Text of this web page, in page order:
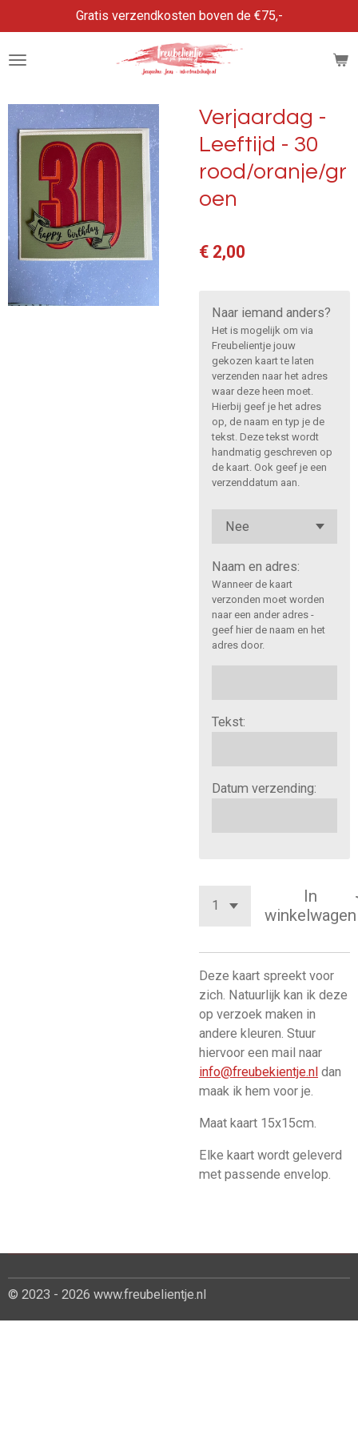
direct
naar
Gratis verzendkosten boven de €75,-
Verjaardag -
Leeftijd - 30
rood/oranje/gr
oen
€ 2,00
Naar iemand anders?
Het is mogelijk om via
Freubelientje jouw
gekozen kaart te laten
verzenden naar het adres
waar deze heen moet.
Hierbij geef je het adres
op, de naam en typ je de
tekst. Deze tekst wordt
handmatig geschreven op
de kaart. Ook geef je een
verzenddatum aan.
Naam en adres:
Wanneer de kaart
verzonden moet worden
naar een ander adres -
geef hier de naam en het
adres door.
Tekst:
Datum verzending:
In
winkelwagen
Deze kaart spreekt voor
zich. Natuurlijk kan ik deze
op verzoek maken in
andere kleuren. Stuur
hiervoor een mail naar
info@freubekientje.nl dan
maak ik hem voor je.
Maat kaart 15x15cm.
Elke kaart wordt geleverd
met passende envelop.
© 2023 - 2026 www.freubelientje.nl